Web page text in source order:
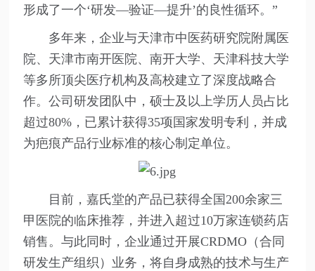
形成了一个‘研发—验证—提升’的良性循环。”
多年来，企业与天津市中医药研究院附属医
院、天津市南开医院、南开大学、天津科技大学
等多所顶尖医疗机构及高校建立了深度战略合
作。公司研发团队中，硕士及以上学历人员占比
超过80%，已累计获得35项国家发明专利，并成
为疤痕产品行业标准的核心制定单位。
目前，嘉氏堂的产品已获得全国200余家三
甲医院的临床推荐，并进入超过10万家连锁药店
销售。与此同时，企业通过开展CRDMO（合同
研发生产组织）业务，将自身成熟的技术与生产